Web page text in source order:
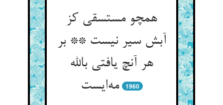
همچو مستسقی کز
آبش سیر نیست ** بر
هر آنچ یافتی بالله
مه‌ایست
1960